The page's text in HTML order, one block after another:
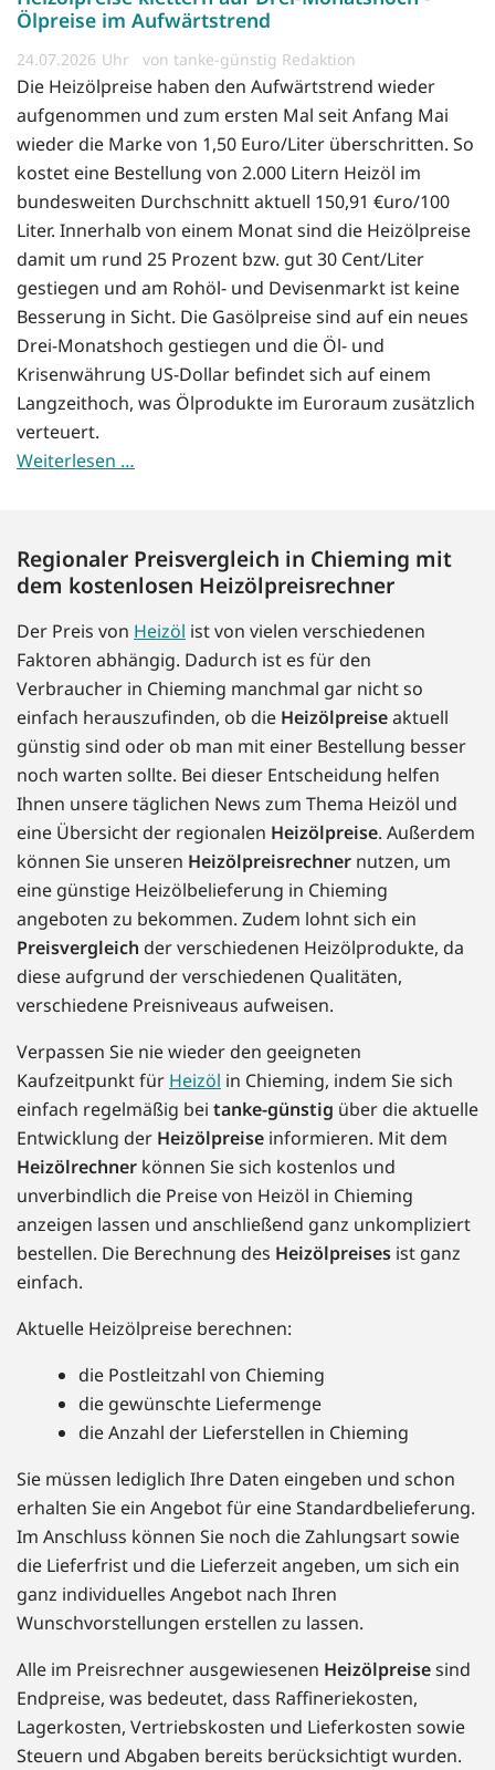
Ölpreise im Aufwärtstrend
24.07.2026 von tanke-günstig Redaktion
Die Heizölpreise haben den Aufwärtstrend wieder
aufgenommen und zum ersten Mal seit Anfang Mai
wieder die Marke von 1,50 Euro/Liter überschritten. So
kostet eine Bestellung von 2.000 Litern Heizöl im
bundesweiten Durchschnitt aktuell 150,91 €uro/100
Liter. Innerhalb von einem Monat sind die Heizölpreise
damit um rund 25 Prozent bzw. gut 30 Cent/Liter
gestiegen und am Rohöl- und Devisenmarkt ist keine
Besserung in Sicht. Die Gasölpreise sind auf ein neues
Drei-Monatshoch gestiegen und die Öl- und
Krisenwährung US-Dollar befindet sich auf einem
Langzeithoch, was Ölprodukte im Euroraum zusätzlich
verteuert.
Weiterlesen …
Regionaler Preisvergleich in Chieming mit
dem kostenlosen Heizölpreisrechner
Der Preis von Heizöl ist von vielen verschiedenen
Faktoren abhängig. Dadurch ist es für den
Verbraucher in Chieming manchmal gar nicht so
einfach herauszufinden, ob die Heizölpreiseaktuell
günstig sind oder ob man mit einer Bestellung besser
noch warten sollte. Bei dieser Entscheidung helfen
Ihnen unsere täglichen News zum Thema Heizöl und
eine Übersicht der regionalen Heizölpreise. Außerdem
können Sie unseren Heizölpreisrechner nutzen, um
eine günstige Heizölbelieferung in Chieming
angeboten zu bekommen. Zudem lohnt sich ein
Preisvergleich der verschiedenen Heizölprodukte, da
diese aufgrund der verschiedenen Qualitäten,
verschiedene Preisniveaus aufweisen.
Verpassen Sie nie wieder den geeigneten
Kaufzeitpunkt für Heizöl in Chieming, indem Sie sich
einfach regelmäßig bei tanke-günstig über die aktuelle
Entwicklung der Heizölpreise informieren. Mit dem
Heizölrechner können Sie sich kostenlos und
unverbindlich die Preise von Heizöl in Chieming
anzeigen lassen und anschließend ganz unkompliziert
bestellen. Die Berechnung des Heizölpreises ist ganz
einfach.
Aktuelle Heizölpreise berechnen:
die Postleitzahl von Chieming
die gewünschte Liefermenge
die Anzahl der Lieferstellen in Chieming
Sie müssen lediglich Ihre Daten eingeben und schon
erhalten Sie ein Angebot für eine Standardbelieferung.
Im Anschluss können Sie noch die Zahlungsart sowie
die Lieferfrist und die Lieferzeit angeben, um sich ein
ganz individuelles Angebot nach Ihren
Wunschvorstellungen erstellen zu lassen.
Alle im Preisrechner ausgewiesenen Heizölpreisesind
Endpreise, was bedeutet, dass Raffineriekosten,
Lagerkosten, Vertriebskosten und Lieferkosten sowie
Steuern und Abgaben bereits berücksichtigt wurden.